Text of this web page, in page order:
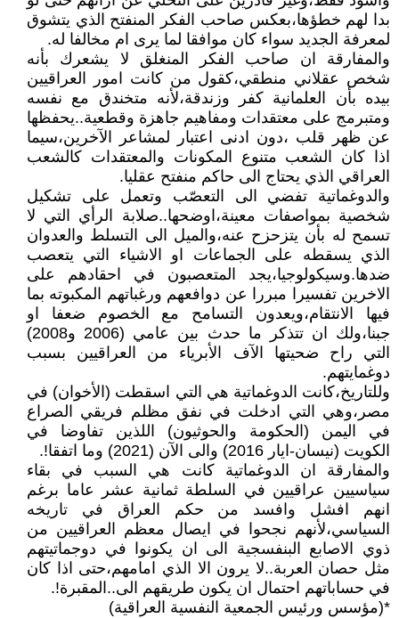
بدا لهم خطؤها،بعكس صاحب الفكر المنفتح الذي يتشوق
لمعرفة الجديد سواء كان موافقا لما يرى ام مخالفا له.
والمفارقة ان صاحب الفكر المنغلق لا يشعرك بأنه
شخص عقلاني منطقي،كقول من كانت امور العراقيين
بيده بأن العلمانية كفر وزندقة،لأنه متخندق مع نفسه
ومتبرمج على معتقدات ومفاهيم جاهزة وقطعية..يحفظها
عن ظهر قلب ،دون ادنى اعتبار لمشاعر الآخرين،سيما
اذا كان الشعب متنوع المكونات والمعتقدات كالشعب
العراقي الذي يحتاج الى حاكم منفتح عقليا.
والدوغماتية تفضي الى التعصّب وتعمل على تشكيل
شخصية بمواصفات معينة،اوضحها..صلابة الرأي التي لا
تسمح له بأن يتزحزح عنه،والميل الى التسلط والعدوان
الذي يسقطه على الجماعات او الاشياء التي يتعصب
ضدها.وسيكولوجيا،يجد المتعصبون في احقادهم على
الاخرين تفسيرا مبررا عن دوافعهم ورغباتهم المكبوته بما
فيها الانتقام،ويعدون التسامح مع الخصوم ضعفا او
جبنا،ولك ان تتذكر ما حدث بين عامي (2006 و2008)
التي راح ضحيتها الآف الأبرياء من العراقيين بسبب
دوغمايتهم.
وللتاريخ،كانت الدوغماتية هي التي اسقطت (الأخوان) في
مصر،وهي التي ادخلت في نفق مظلم فريقي الصراع
في اليمن (الحكومة والحوثيون) اللذين تفاوضا في
الكويت (نيسان-ايار 2016) والى الآن (2021) وما اتفقا!.
والمفارقة ان الدوغماتية كانت هي السبب في بقاء
سياسيين عراقيين في السلطة ثمانية عشر عاما برغم
انهم افشل وافسد من حكم العراق في تاريخه
السياسي،لأنهم نجحوا في ايصال معظم العراقيين من
ذوي الاصابع البنفسجية الى ان يكونوا في دوجماتيتهم
مثل حصان العربة..لا يرون الا الذي امامهم،حتى اذا كان
في حساباتهم احتمال ان يكون طريقهم الى..المقبرة!.
*(مؤسس ورئيس الجمعية النفسية العراقية)